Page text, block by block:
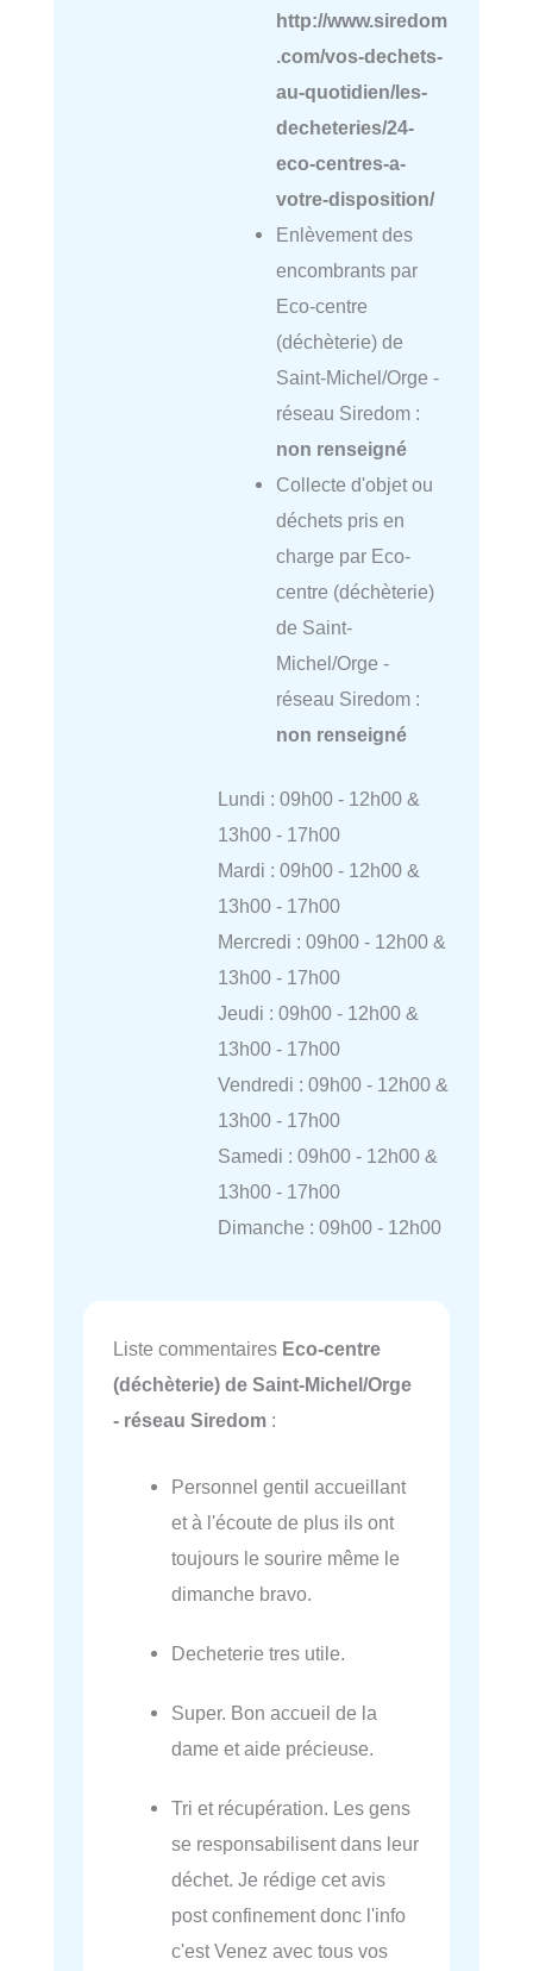
http://www.siredom
.com/vos-dechets-
au-quotidien/les-
decheteries/24-
eco-centres-a-
votre-disposition/
Enlèvement des
encombrants par
Eco-centre
(déchèterie) de
Saint-Michel/Orge -
réseau Siredom :
non renseigné
Collecte d'objet ou
déchets pris en
charge par Eco-
centre (déchèterie)
de Saint-
Michel/Orge -
réseau Siredom :
non renseigné
Lundi : 09h00 - 12h00 &
13h00 - 17h00
Mardi : 09h00 - 12h00 &
13h00 - 17h00
Mercredi : 09h00 - 12h00 &
13h00 - 17h00
Jeudi : 09h00 - 12h00 &
13h00 - 17h00
Vendredi : 09h00 - 12h00 &
13h00 - 17h00
Samedi : 09h00 - 12h00 &
13h00 - 17h00
Dimanche : 09h00 - 12h00
Liste commentaires Eco-centre
(déchèterie) de Saint-Michel/Orge
- réseau Siredom :
Personnel gentil accueillant
et à l'écoute de plus ils ont
toujours le sourire même le
dimanche bravo.
Decheterie tres utile.
Super. Bon accueil de la
dame et aide précieuse.
Tri et récupération. Les gens
se responsabilisent dans leur
déchet. Je rédige cet avis
post confinement donc l'info
c'est Venez avec tous vos